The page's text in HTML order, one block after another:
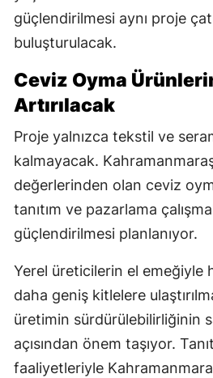
güçlendirilmesi aynı proje
buluşturulacak.
Ceviz Oyma
Artırılacak
Proje yalnızca tekstil ve
kalmayacak.
değerlerinden olan ceviz
tanıtım ve pazarlama
güçlendirilmesi planlanıyor.
Yerel üreticilerin el emeğiyle
daha geniş kitlelere
üretimin sürdürülebilirliğinin
açısından önem taşıyor.
faaliyetleriyle